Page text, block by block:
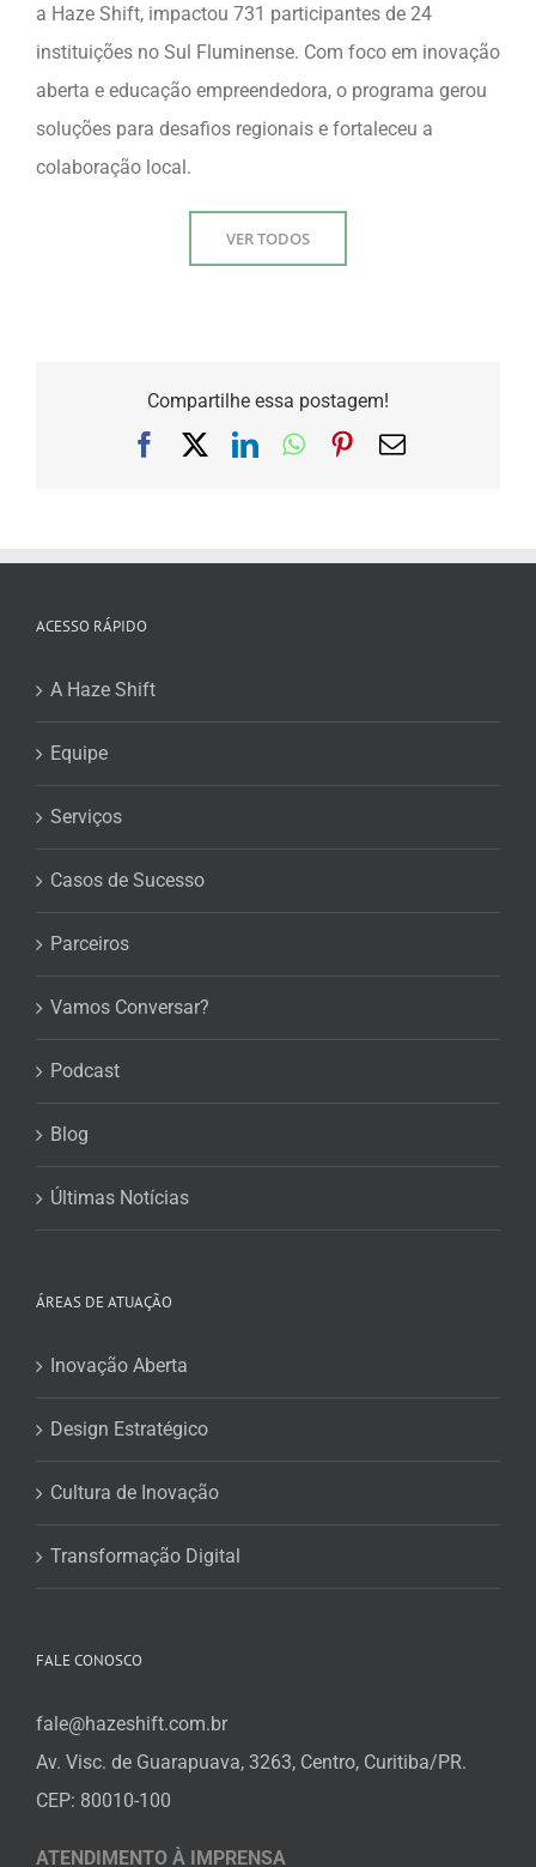
a Haze Shift, impactou 731 participantes de 24
instituições no Sul Fluminense. Com foco em inovação
aberta e educação empreendedora, o programa gerou
soluções para desafios regionais e fortaleceu a
colaboração local.
VER TODOS
Compartilhe essa postagem!
FacebookLinkedInWhatsApp
Pinterest
E-
ACESSO RÁPIDO
A Haze Shift
Equipe
Serviços
Casos de Sucesso
Parceiros
Vamos Conversar?
Podcast
Blog
Últimas Notícias
ÁREAS DE ATUAÇÃO
Inovação Aberta
Design Estratégico
Cultura de Inovação
Transformação Digital
FALE CONOSCO
fale@hazeshift.com.br
Av. Visc. de Guarapuava, 3263, Centro, Curitiba/PR.
CEP: 80010-100
ATENDIMENTO À IMPRENSA